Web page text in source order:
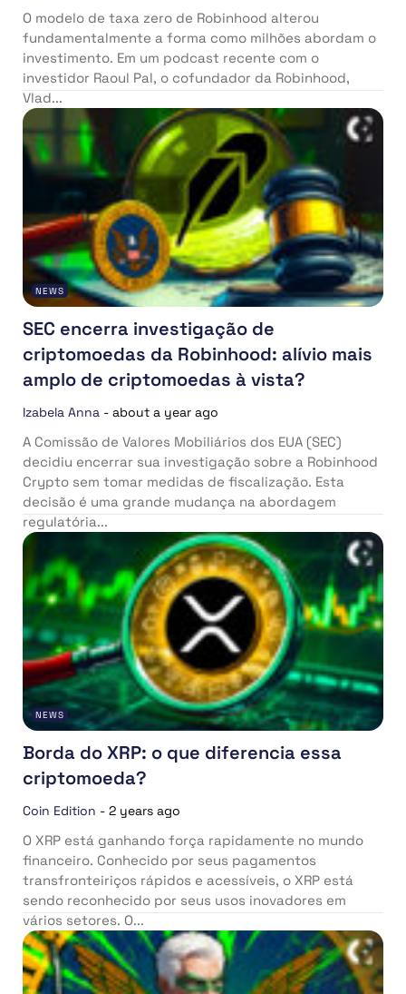
O modelo de taxa zero de Robinhood alterou
fundamentalmente a forma como milhões abordam o
investimento. Em um podcast recente com o
investidor Raoul Pal, o cofundador da Robinhood,
Vlad...
NEWS
SEC encerra investigação de
criptomoedas da Robinhood: alívio mais
amplo de criptomoedas à vista?
Izabela Anna - about a year ago
A Comissão de Valores Mobiliários dos EUA (SEC)
decidiu encerrar sua investigação sobre a Robinhood
Crypto sem tomar medidas de fiscalização. Esta
decisão é uma grande mudança na abordagem
regulatória...
NEWS
Borda do XRP: o que diferencia essa
criptomoeda?
Coin Edition - 2 years ago
O XRP está ganhando força rapidamente no mundo
financeiro. Conhecido por seus pagamentos
transfronteiriços rápidos e acessíveis, o XRP está
sendo reconhecido por seus usos inovadores em
vários setores. O...